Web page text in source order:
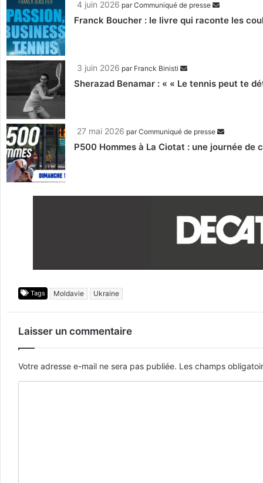
4 juin 2026 parCommuniqué de presse
Franck Boucher : le livre qui raconte les
3 juin 2026 par Franck Binisti
Sherazad Benamar : « « Le tennis peut te
27 mai 2026 parCommuniqué de presse
P500 Hommes à La Ciotat : une journée
Tags Moldavie Ukraine
Laisser un commentaire
Votre adresse e-mail ne sera pas publiée. Les champs